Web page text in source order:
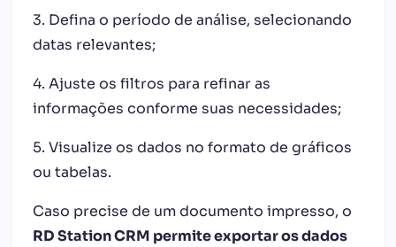
3. Defina o período de análise, selecionando
datas relevantes;
4. Ajuste os filtros para refinar as
informações conforme suas necessidades;
5. Visualize os dados no formato de gráficos
ou tabelas.
Caso precise de um documento impresso, o
RD Station CRM permite exportar os dados